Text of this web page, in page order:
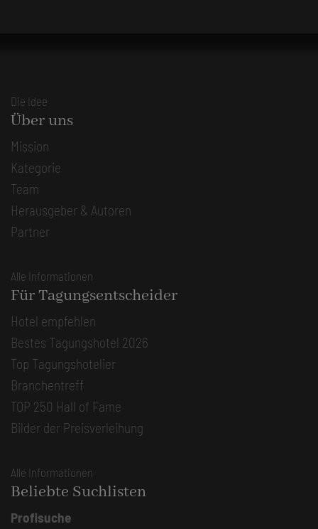
Die Idee
Über uns
Mission
Kategorie
Team
Herausgeber & Autoren
Partner
Alle Informationen
Für Tagungsentscheider
Hotel empfehlen
Bestes Tagungshotel 2026
Top Tagungshotelier
Branchentreff
TOP 250 Hall of Fame
Bilder der Preisverleihung
Alle Informationen
Beliebte Suchlisten
Profisuche